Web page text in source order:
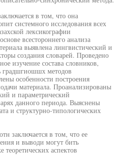
в том, что она
системного исследования всех
лексикографии
всестороннего анализа
выявлена лингвистический и
создания словарей. Проведено
изучение состава словников,
градшгиошшх методов
особенности построения
материала. Проанализированы
и параметрический
данного периода. Выяснены
и структурно-типологических
заключается в том, что ее
и выводи могут бить
теоретических аспектов